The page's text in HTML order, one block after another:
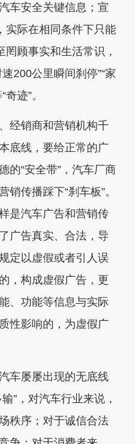
车安全关键信息；宣
实际在相同条件下只能
顾事实和生活常识，
200公里瞬间刹停”“家
迹”。
销商和营销机构千
底线，要给正常的广
的“安全带”，汽车厂商
传播踩下“刹车板”。
是汽车广告和营销传
广告真实、合法，导
定以虚假或者引人误
，构成虚假广告，更
、功能等信息与实际
性影响的，为虚假广
屡屡出现的无底线
”，对汽车行业来说，
秩序；对于诚信合法